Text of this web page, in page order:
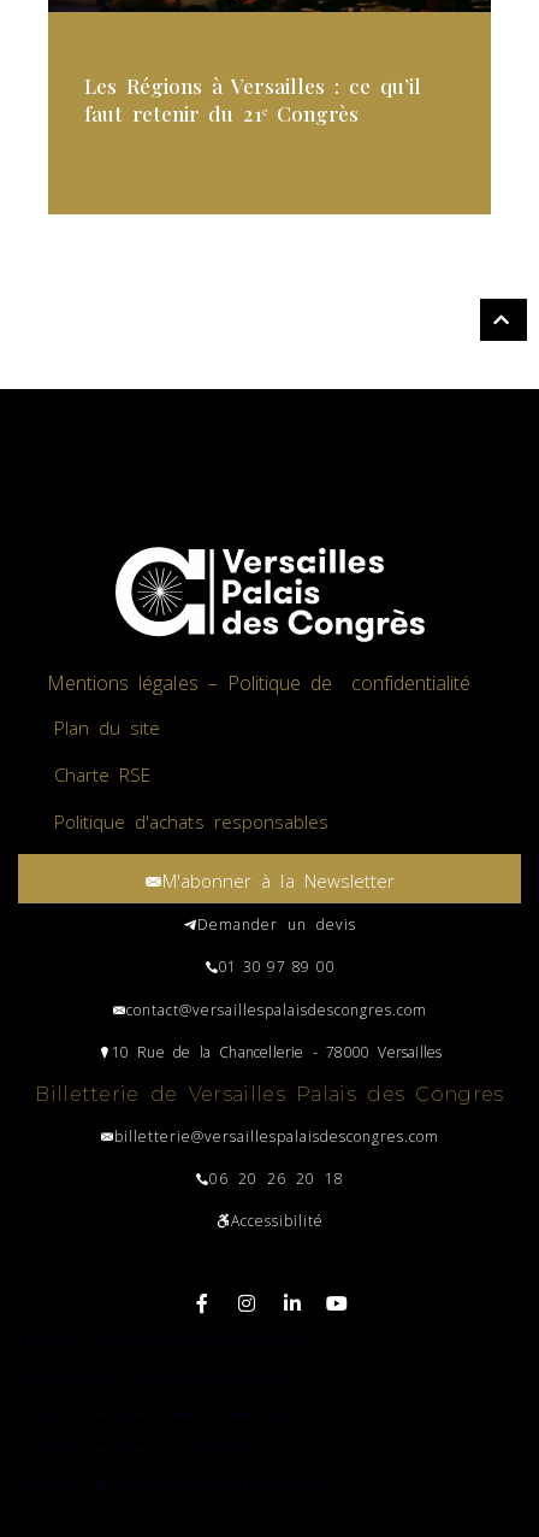
Les Régions à Versailles : ce qu’il
faut retenir du 21ᵉ Congrès
Mentions légales – Politique de confidentialité
Plan du site
Charte RSE
Politique d'achats responsables
M'abonner à la Newsletter
Demander un devis
01 30 97 89 00
contact@versaillespalaisdescongres.com
10 Rue de la Chancellerie - 78000 Versailles
Billetterie de Versailles Palais des Congres
billetterie@versaillespalaisdescongres.com
06 20 26 20 18
Accessibilité
Location salle Saint-Quentin-en-Yvelines
Location salle Montigny-le-Bretonneux
Location de salle à Vélizy Villacoublay
Location de salle à Guyancourt
Location de salle à Voisins le Bretonneux